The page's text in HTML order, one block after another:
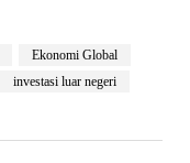
Ekonomi Global
investasi luar negeri